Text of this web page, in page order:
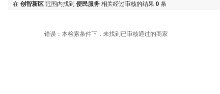
在 创智新区 范围内找到 便民服务 相关经过审核的结果 0 条
错误：本检索条件下，未找到已审核通过的商家